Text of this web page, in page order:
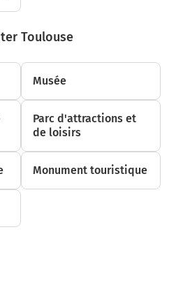
7,5 kilomètres
la 2ème sortie sur D119 (Route
continuer sur 1,6 kilomètre
et rejoindre E9 D820 (D820). Continuer
Toulouse
Musée
Parc d'attractions et
de loisirs
Monument touristique